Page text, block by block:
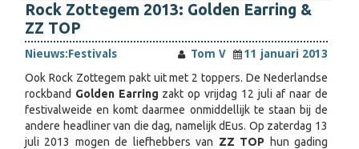
Rock Zottegem 2013: Golden Earring &
ZZ TOP
Nieuws:Festivals Tom V
11 januari 2013
Ook Rock Zottegem pakt uit met 2 toppers. De Nederlandse
rockband Golden Earring zakt op vrijdag 12 juli af naar de
festivalweide en komt daarmee onmiddellijk te staan bij de
andere headliner van die dag, namelijk dEus. Op zaterdag 13
juli 2013 mogen de liefhebbers van ZZ TOP hun gading